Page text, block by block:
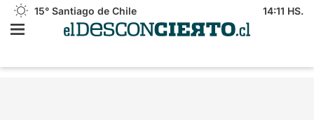
15° Santiago de Chile 14:11 HS.